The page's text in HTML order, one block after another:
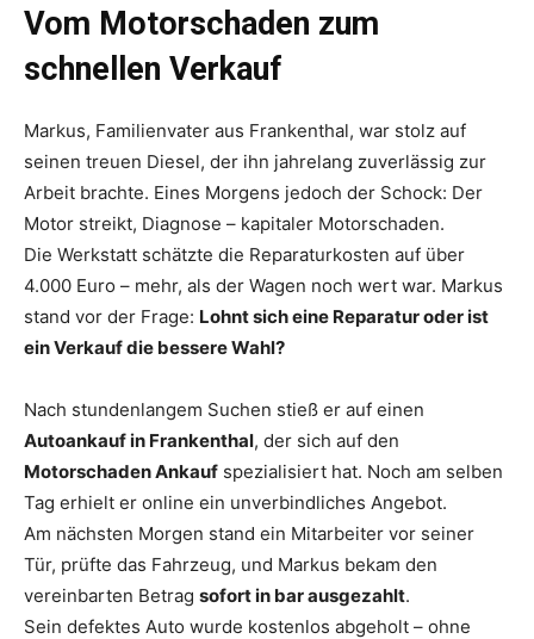
Vom Motorschaden zum
schnellen Verkauf
Markus, Familienvater aus Frankenthal, war stolz auf
seinen treuen Diesel, der ihn jahrelang zuverlässig zur
Arbeit brachte. Eines Morgens jedoch der Schock: Der
Motor streikt, Diagnose – kapitaler Motorschaden.
Die Werkstatt schätzte die Reparaturkosten auf über
4.000 Euro – mehr, als der Wagen noch wert war. Markus
stand vor der Frage: Lohnt sich eine Reparatur oder ist
ein Verkauf die bessere Wahl?
Nach stundenlangem Suchen stieß er auf einen
Autoankauf in Frankenthal, der sich auf den
Motorschaden Ankauf spezialisiert hat. Noch am selben
Tag erhielt er online ein unverbindliches Angebot.
Am nächsten Morgen stand ein Mitarbeiter vor seiner
Tür, prüfte das Fahrzeug, und Markus bekam den
vereinbarten Betrag sofort in bar ausgezahlt.
Sein defektes Auto wurde kostenlos abgeholt – ohne